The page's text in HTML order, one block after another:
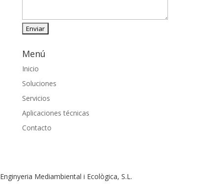
Menú
Inicio
Soluciones
Servicios
Aplicaciones técnicas
Contacto
Enginyeria Mediambiental i Ecològica, S.L.